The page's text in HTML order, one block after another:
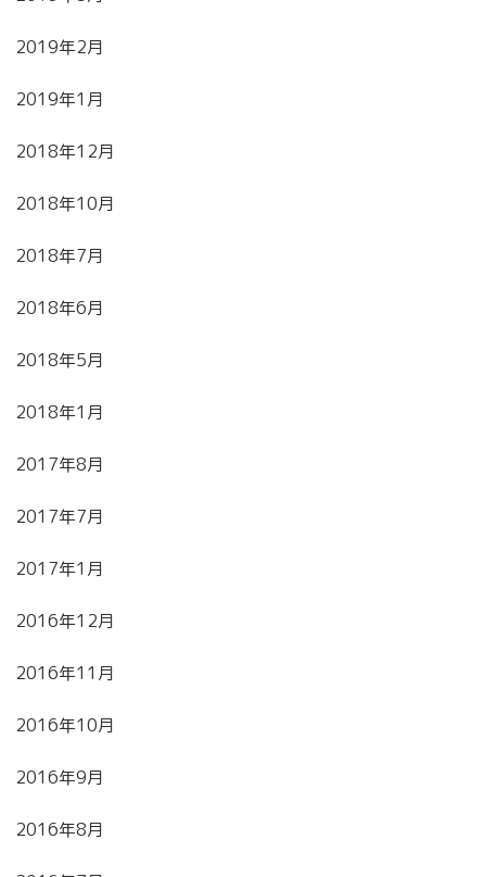
2019年2月
2019年1月
2018年12月
2018年10月
2018年7月
2018年6月
2018年5月
2018年1月
2017年8月
2017年7月
2017年1月
2016年12月
2016年11月
2016年10月
2016年9月
2016年8月